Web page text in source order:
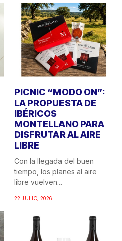
PICNIC “MODO ON”:
LA PROPUESTA DE
IBÉRICOS
MONTELLANO PARA
DISFRUTAR AL AIRE
LIBRE
Con la llegada del buen
tiempo, los planes al aire
libre vuelven...
22 JULIO, 2026